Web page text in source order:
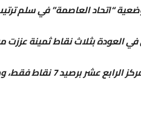
“اتحاد العاصمة” في سلم
العودة بثلاث نقاط ثمينة عززت
​يوحتل اتحاد يعقوب المنصور